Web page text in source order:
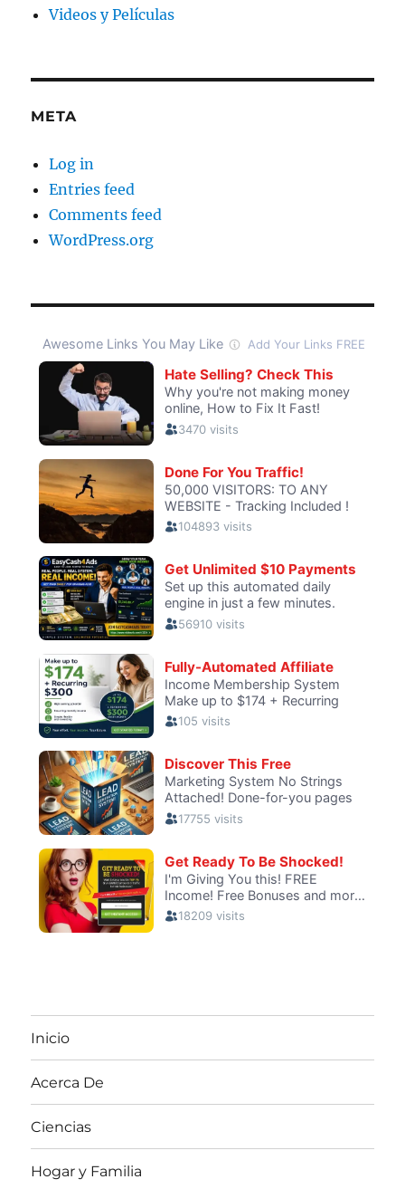
Videos y Películas
META
Log in
Entries feed
Comments feed
WordPress.org
Inicio
Acerca De
Ciencias
Hogar y Familia